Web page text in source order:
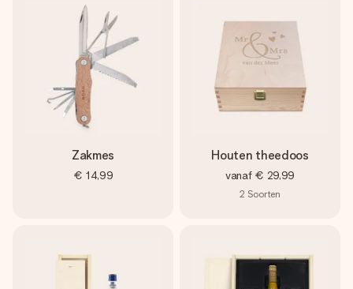
Zakmes
€ 14,99
Houten theedoos
vanaf € 29,99
2 Soorten